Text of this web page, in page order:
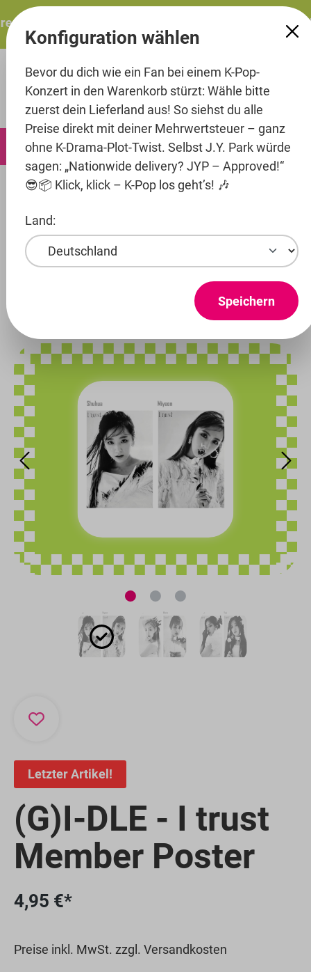
springen
ITZY – ITZY 3RD WORLD TOUR “TUNNEL
0
Merch Poster
Artist
i-dle
Entertainment
Bildergalerie überspringen
Letzter Artikel!
(G)I-DLE - I trust
Member Poster
4,95 €*
Preise inkl. MwSt. zzgl. Versandkosten
Konfiguration wählen
Bevor du dich wie ein Fan bei einem K-Pop-
Konzert in den Warenkorb stürzt: Wähle bitte
zuerst dein Lieferland aus! So siehst du alle
Preise direkt mit deiner Mehrwertsteuer – ganz
ohne K-Drama-Plot-Twist. Selbst J.Y. Park würde
sagen: „Nationwide delivery? JYP – Approved!“
😎📦 Klick, klick – K-Pop los geht’s! 🎶
Land:
Speichern